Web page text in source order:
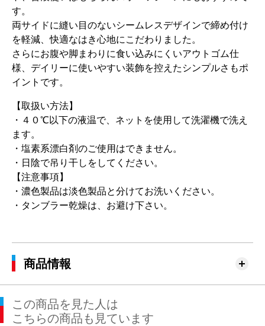
す。
両サイドに縫い目のないシームレスデザインで締め付け
を軽減、快適なはき心地にこだわりました。
さらにお腹や脚まわりに食い込みにくいアウトゴム仕
様、デイリーに使いやすい装飾を控えたシンプルさもポ
イントです。
【取扱い方法】
・４０℃以下の液温で、ネットを使用して洗濯機で洗え
ます。
・塩素系漂白剤のご使用はできません。
・日陰で吊り干しをしてください。
【注意事項】
・濃色製品は淡色製品と分けてお洗いください。
・タンブラー乾燥は、お避け下さい。
商品情報
この商品を見た人は
こちらの商品も見ています